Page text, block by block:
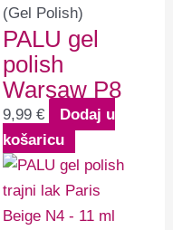
(Gel Polish)
PALU gel
polish
Warsaw P8
9,99 €
Dodaj u
košaricu